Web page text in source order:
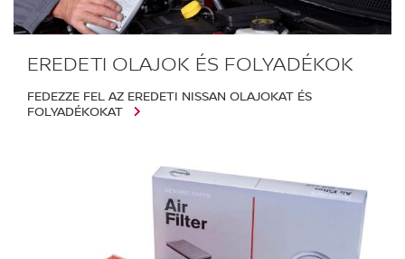
EREDETI OLAJOK ÉS FOLYADÉKOK
FEDEZZE FEL AZ EREDETI NISSAN OLAJOKAT ÉS
FOLYADÉKOKAT